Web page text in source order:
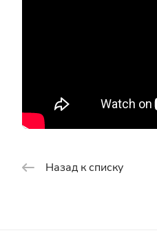
Назад к списку